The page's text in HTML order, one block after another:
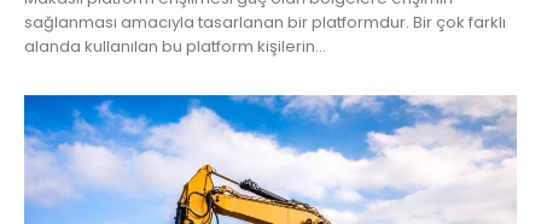
sağlanması amacıyla tasarlanan bir platformdur. Bir çok farklı
alanda kullanılan bu platform kişilerin…